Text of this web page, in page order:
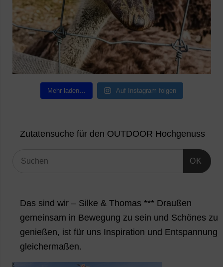
Mehr laden… Auf Instagram folgen
Zutatensuche für den OUTDOOR Hochgenuss
OK
Das sind wir – Silke & Thomas *** Draußen
gemeinsam in Bewegung zu sein und Schönes zu
genießen, ist für uns Inspiration und Entspannung
gleichermaßen.